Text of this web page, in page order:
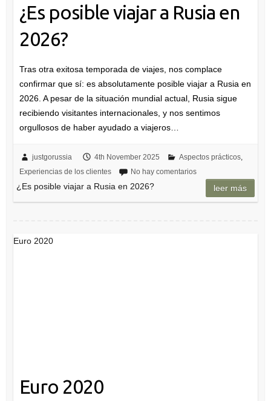
¿Es posible viajar a Rusia en
2026?
Tras otra exitosa temporada de viajes, nos complace
confirmar que sí: es absolutamente posible viajar a Rusia en
2026. A pesar de la situación mundial actual, Rusia sigue
recibiendo visitantes internacionales, y nos sentimos
orgullosos de haber ayudado a viajeros…
justgorussia 4th November 2025 Aspectos prácticos,
Experiencias de los clientes
No hay comentarios
¿Es posible viajar a Rusia en 2026? leer más
Euro 2020
Euro 2020